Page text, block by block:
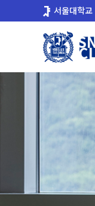
로
서울대학교